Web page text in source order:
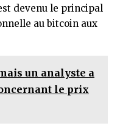
devenu le principal
au bitcoin aux
un analyste a
le prix